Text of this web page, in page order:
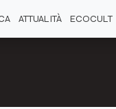
ATTUALITÀ ECOCULT